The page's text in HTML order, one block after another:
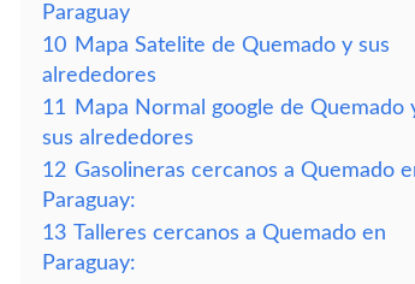
Paraguay
10 Mapa Satelite de Quemado y sus
alrededores
11
Mapa Normal google de Quemado
sus alrededores
12 Gasolineras cercanos a Quemado
Paraguay:
13 Talleres cercanos a Quemado en
Paraguay: